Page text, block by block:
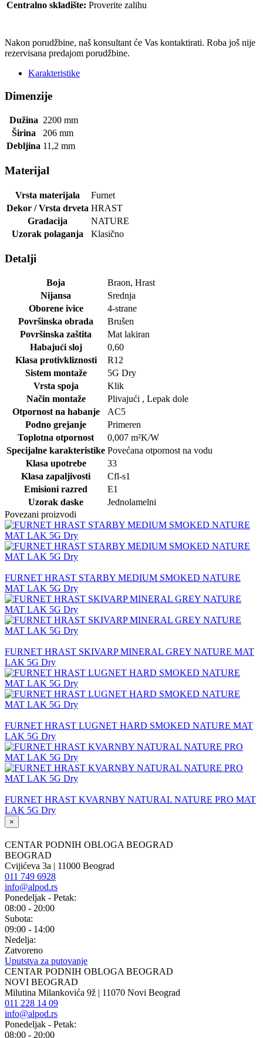
Centralno skladište: Proverite zalihu
Nakon porudžbine, naš konsultant će Vas kontaktirati. Roba još nije
rezervisana predajom porudžbine.
Karakteristike
Dimenzije
Dužina 2200 mm
Širina
206 mm
Debljina 11,2 mm
Materijal
Vrsta materijala
Furnet
Dekor / Vrsta drveta HRAST
Gradacija
NATURE
Uzorak polaganja
Klasično
Detalji
Boja Braon, Hrast
Nijansa
Srednja
Oborene ivice
4-strane
Površinska obrada
Brušen
Površinska zaštita
Mat lakiran
Habajući sloj
0,60
Klasa protivkliznosti
R12
Sistem montaže
5G Dry
Vrsta spoja
Klik
Način montaže
Plivajući , Lepak dole
Otpornost na habanje
AC5
Podno grejanje
Primeren
Toplotna otpornost
0,007 m²K/W
Specijalne karakteristike Povećana otpornost na vodu
Klasa upotrebe
33
Klasa zapaljivosti
Cfl-s1
Emisioni razred
E1
Uzorak daske
Jednolamelni
Povezani proizvodi
FURNET HRAST STARBY MEDIUM SMOKED NATURE
MAT LAK 5G Dry
FURNET HRAST SKIVARP MINERAL GREY NATURE MAT
LAK 5G Dry
FURNET HRAST LUGNET HARD SMOKED NATURE MAT
LAK 5G Dry
FURNET HRAST KVARNBY NATURAL NATURE PRO MAT
LAK 5G Dry
×
CENTAR PODNIH OBLOGA BEOGRAD
BEOGRAD
Cvijićeva 3a | 11000 Beograd
011 749 6928
info@alpod.rs
Ponedeljak - Petak:
08:00 - 20:00
Subota:
09:00 - 14:00
Nedelja:
Zatvoreno
Uputstva za putovanje
CENTAR PODNIH OBLOGA BEOGRAD
NOVI BEOGRAD
Milutina Milankovića 9ž | 11070 Novi Beograd
011 228 14 09
info@alpod.rs
Ponedeljak - Petak:
08:00 - 20:00